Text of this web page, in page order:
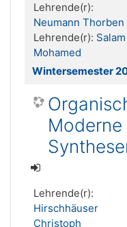
Lehrende(r):
Neumann Thorben
Lehrende(r): Salam
Mohamed
Wintersemester
Moderne
Lehrende(r):
Hirschhäuser
Christoph